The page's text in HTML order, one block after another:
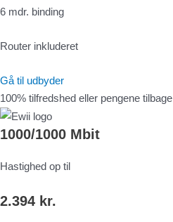
6 mdr. binding
Router inkluderet
Gå til udbyder
100% tilfredshed eller pengene tilbage
1000/1000 Mbit
Hastighed op til
2.394 kr.